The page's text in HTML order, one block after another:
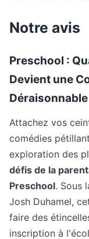
Notre avis
Preschool :
Devient une
Déraisonnable
Attachez vos
comédies
exploration des
défis de la
Preschool. Sous
Josh Duhamel,
faire des
inscription à